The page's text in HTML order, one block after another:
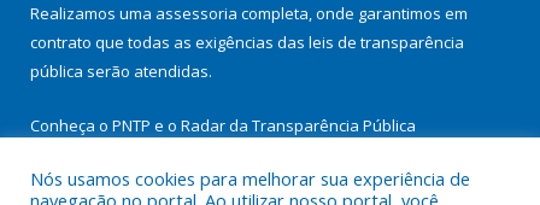
Realizamos uma assessoria completa, onde garantimos em
contrato que todas as exigências das leis de transparência
pública serão atendidas.
Conheça o PNTP e o Radar da Transparência Pública
Nós usamos cookies para melhorar sua experiência de
navegação no portal. Ao utilizar nosso portal, você